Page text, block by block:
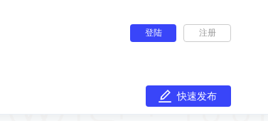
登陆 注册
快速发布